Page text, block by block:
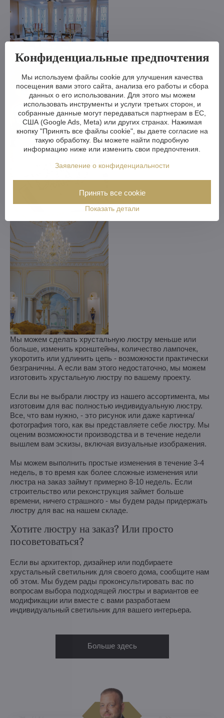
Мы можем сделать хрустальную люстру меньше или
больше, изменить кронштейны, количество лампочек,
укоротить или удлинить цепь - возможности практически
безграничны. А если вам этого недостаточно, мы можем
изготовить хрустальную люстру по вашему проекту.
Если вы не выбрали люстру из нашего ассортимента, мы
изготовим для вас полностью индивидуальную люстру.
Все, что вам нужно, - это рисунок или даже картинка/
фотография того, как вы представляете себе люстру. Мы
оценим возможности производства и в течение недели
вышлем вам эскизы, включая визуальные изображения.
Мы можем выполнить простые изменения в течение 3-4
недель, в то время как более сложные изменения или
люстра на заказ займут примерно 8-10 недель. Если
строительство или реконструкция займет больше
времени, ничего страшного - мы будем рады придержать
люстру для вас на нашем складе.
Хотите люстру на заказ? Или просто
посоветоваться?
Если вы архитектор, дизайнер или подбираете
хрустальный светильник для своего дома, сообщите нам
об этом. Мы будем рады проконсультировать вас по
вопросам выбора подходящей люстры и вариантов ее
модификации или вместе с вами разработаем
индивидуальный светильник для вашего интерьера.
Больше здесь
Конфиденциальные предпочтения
Мы используем файлы cookie для улучшения качества
посещения вами этого сайта, анализа его работы и сбора
данных о его использовании. Для этого мы можем
использовать инструменты и услуги третьих сторон, и
собранные данные могут передаваться партнерам в ЕС,
США (Google Ads, Meta) или других странах. Нажимая
кнопку "Принять все файлы cookie", вы даете согласие на
такую обработку. Вы можете найти подробную
информацию ниже или изменить свои предпочтения.
Заявление о конфиденциальности
Показать детали
Принять все cookie